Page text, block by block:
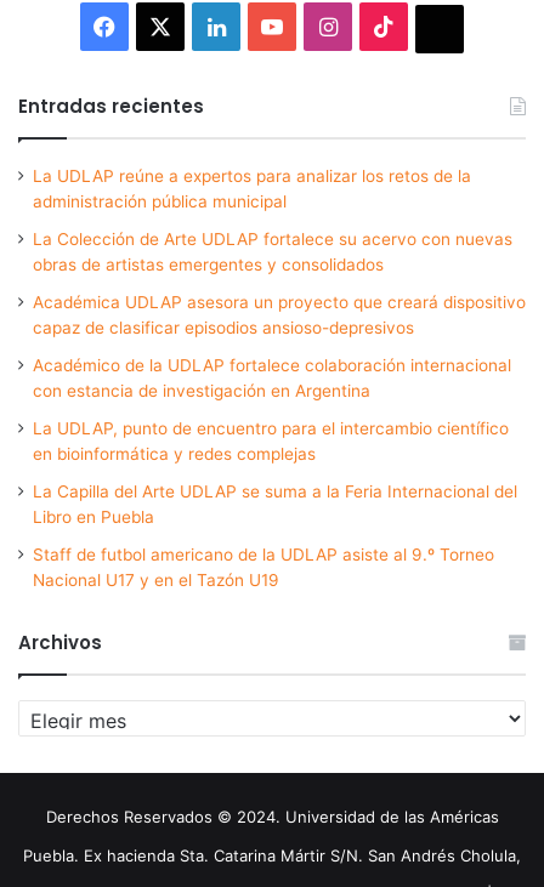
Facebook LinkedInYouTubeInstagram
Entradas recientes
La UDLAP reúne a expertos para analizar los retos de la
administración pública municipal
La Colección de Arte UDLAP fortalece su acervo con nuevas
obras de artistas emergentes y consolidados
Académica UDLAP asesora un proyecto que creará dispositivo
capaz de clasificar episodios ansioso-depresivos
Académico de la UDLAP fortalece colaboración internacional
con estancia de investigación en Argentina
La UDLAP, punto de encuentro para el intercambio científico
en bioinformática y redes complejas
La Capilla del Arte UDLAP se suma a la Feria Internacional del
Libro en Puebla
Staff de futbol americano de la UDLAP asiste al 9.º Torneo
Nacional U17 y en el Tazón U19
Archivos
Archivos
Derechos Reservados © 2024. Universidad de las Américas
Puebla. Ex hacienda Sta. Catarina Mártir S/N. San Andrés Cholula,